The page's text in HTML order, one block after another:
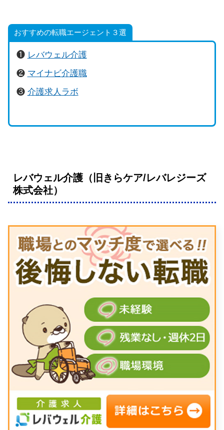
おすすめの転職エージェント３選
❶ レバウェル介護
❷ マイナビ介護職
❸ 介護求人ラボ
レバウェル介護（旧きらケア/レバレジーズ
株式会社）